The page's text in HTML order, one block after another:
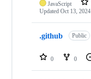
JavaScript
Updated Oct 13, 2024
.github Public
0 0